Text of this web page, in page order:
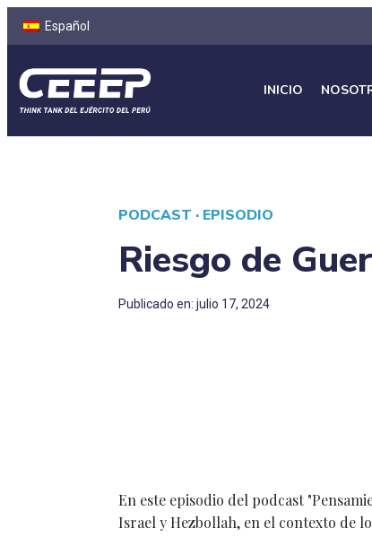
Español
INICIO
PODCAST · EPISODIO
Riesgo de
Publicado en: julio 17, 2024
En este episodio del podcast
Israel y Hezbollah, en el contexto de